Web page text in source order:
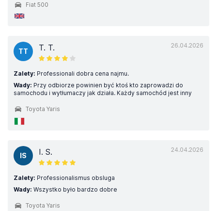
Fiat 500
26.04.2026
TT T. T.
Zalety: Professionali dobra cena najmu.
Wady: Przy odbiorze powinien być ktoś kto zaprowadzi do
samochodu i wytłumaczy jak działa. Każdy samochód jest inny
Toyota Yaris
24.04.2026
IS I. S.
Zalety: Professionalismus obsluga
Wady: Wszystko było bardzo dobre
Toyota Yaris